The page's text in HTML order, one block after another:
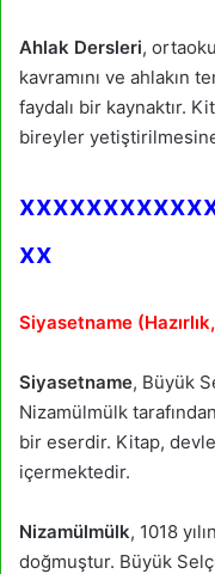
Ahlak Dersleri,
kavramını ve ahlakın
faydalı bir kaynaktır.
bireyler
xx
Siyasetname
Siyasetname, Büyük
Nizamülmülk
bir eserdir. Kitap,
içermektedir.
Nizamülmülk, 1018
doğmuştur. Büyük